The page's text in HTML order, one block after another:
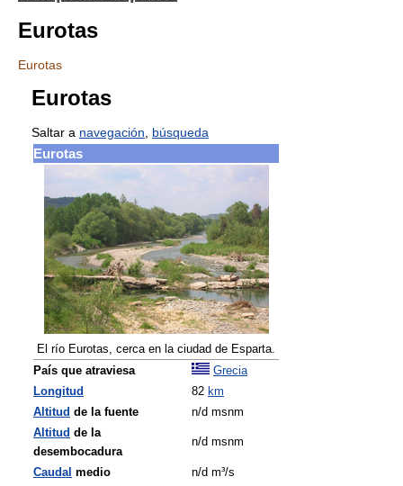
Eurotas
Eurotas
Eurotas
Saltar a navegación búsqueda
Eurotas
El río Eurotas, cerca en la ciudad de Esparta.
País que atraviesa
Grecia
Longitud
82 km
Altitud de la fuente
n/d msnm
Altitud de la
desembocadura
n/d msnm
Caudal medio
n/d m³/s